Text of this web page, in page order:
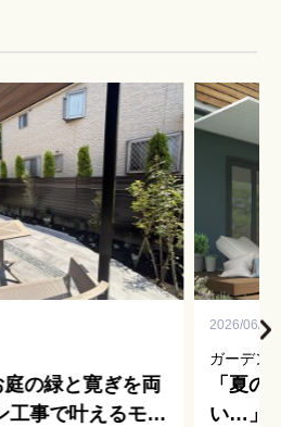
の緑と寛ぎを両
工事で叶えるモダ
2026/06/23
ガーデン
「夏
い…」